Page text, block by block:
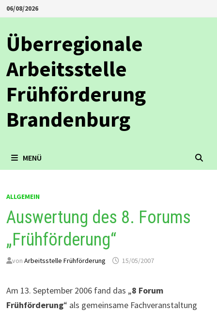
Zum
Inhalt
springen
06/08/2026
Überregionale
Arbeitsstelle
Frühförderung
Brandenburg
MENÜ
ALLGEMEIN
Auswertung des 8. Forums
„Frühförderung“
vonArbeitsstelle Frühförderung 15/05/2007
Am 13. September 2006 fand das „8 Forum
Frühförderung“ als gemeinsame Fachveranstaltung